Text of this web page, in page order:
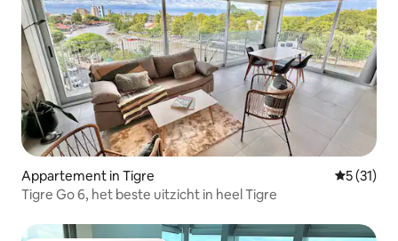
Appartement in Tigre
5 (31)
Tigre Go 6, het beste uitzicht in heel Tigre